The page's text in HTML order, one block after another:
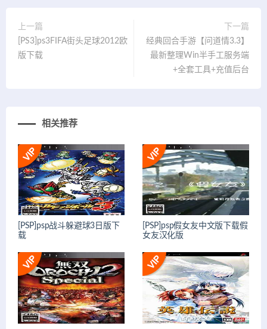
上一篇
[PS3]ps3FIFA街头足球2012欧
版下载
下一篇
经典回合手游【问道情3.3】
最新整理Win半手工服务端
+全套工具+充值后台
相关推荐
[PSP]psp战斗躲避球3日版下
载
[PSP]psp假女友中文版下载假
女友汉化版